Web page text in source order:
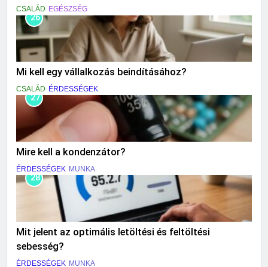
CSALÁD EGÉSZSÉG
26
Mi kell egy vállalkozás beindításához?
CSALÁD ÉRDESSÉGEK
27
Mire kell a kondenzátor?
ÉRDESSÉGEK MUNKA
28
Mit jelent az optimális letöltési és feltöltési
sebesség?
ÉRDESSÉGEK MUNKA